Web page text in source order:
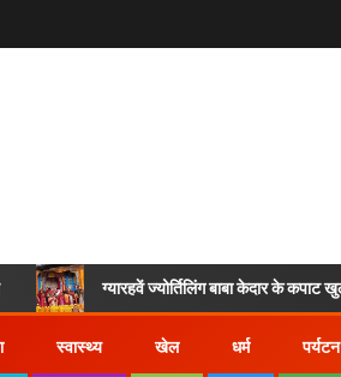
ग्यारहवें ज्योर्तिलिंग बाबा केदार के कपाट खुले
स्वास्थ्य खेल धर्म पर्यटन